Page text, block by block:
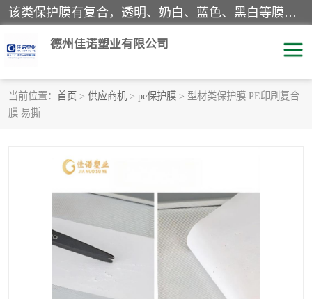
该类保护膜有复合，透明、奶白、蓝色、黑白等膜型。特高粘，高粘，中高粘，中粘，中低粘，低粘等。对于不同的粘力要求有相应的产品相适配。无胶渍残留污染。在较宽的收卷幅度下平整无皱纹，收卷长度大，利于机械化及自动化施工粘贴。为您的产品提供的表面保护解决方案。 产品广泛适用于：铝材、不锈钢、金属、塑料、电子、家电、家具、玻璃、化工材料、装饰材料等。
德州佳诺塑业有限公司
当前位置： 首页 > 供应商机 > pe保护膜 > 型材类保护膜 PE印刷复合
膜 易撕
pe保护膜
透明保护膜
黑白保护膜 乳白保护膜
明蓝保护膜 纯黑保护膜
印字保护膜 彩钢板保护膜